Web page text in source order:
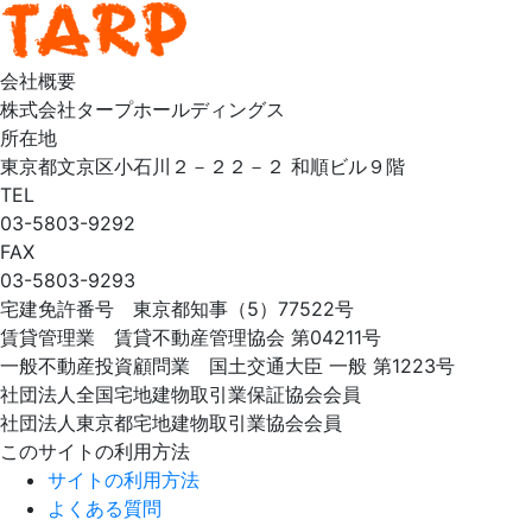
会社概要
株式会社タープホールディングス
所在地
東京都文京区小石川２－２２－２ 和順ビル９階
TEL
03-5803-9292
FAX
03-5803-9293
宅建免許番号 東京都知事（5）77522号
賃貸管理業 賃貸不動産管理協会 第04211号
一般不動産投資顧問業 国土交通大臣 一般 第1223号
社団法人全国宅地建物取引業保証協会会員
社団法人東京都宅地建物取引業協会会員
このサイトの利用方法
サイトの利用方法
よくある質問